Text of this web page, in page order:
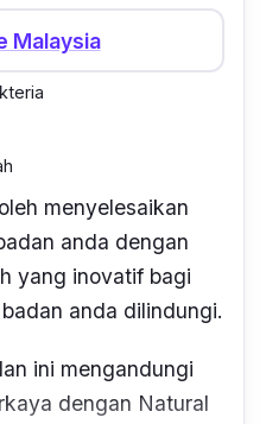
Malaysia
menyelesaikan
anda dengan
yang inovatif bagi
anda dilindungi.
ini mengandungi
dengan Natural